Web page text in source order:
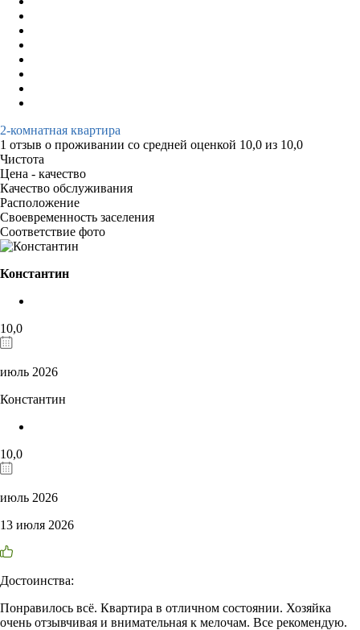
2-комнатная квартира
1 отзыв о проживании со средней оценкой 10,0 из 10,0
Чистота
Цена - качество
Качество обслуживания
Расположение
Своевременность заселения
Соответствие фото
Константин
10,0
июль 2026
Константин
10,0
июль 2026
13 июля 2026
Достоинства:
Понравилось всё. Квартира в отличном состоянии. Хозяйка
очень отзывчивая и внимательная к мелочам. Все рекомендую.